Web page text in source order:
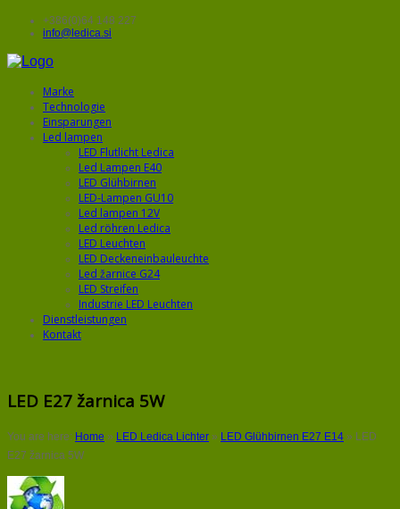
+386(0)64 148 227
info@ledica.si
Marke
Technologie
Einsparungen
Led lampen
LED Flutlicht Ledica
Led Lampen E40
LED Glühbirnen
LED-Lampen GU10
Led lampen 12V
Led röhren Ledica
LED Leuchten
LED Deckeneinbauleuchte
Led žarnice G24
LED Streifen
Industrie LED Leuchten
Dienstleistungen
Kontakt
LED E27 žarnica 5W
You are here: Home » LED Ledica Lichter » LED Glühbirnen E27 E14 » LED
E27 žarnica 5W